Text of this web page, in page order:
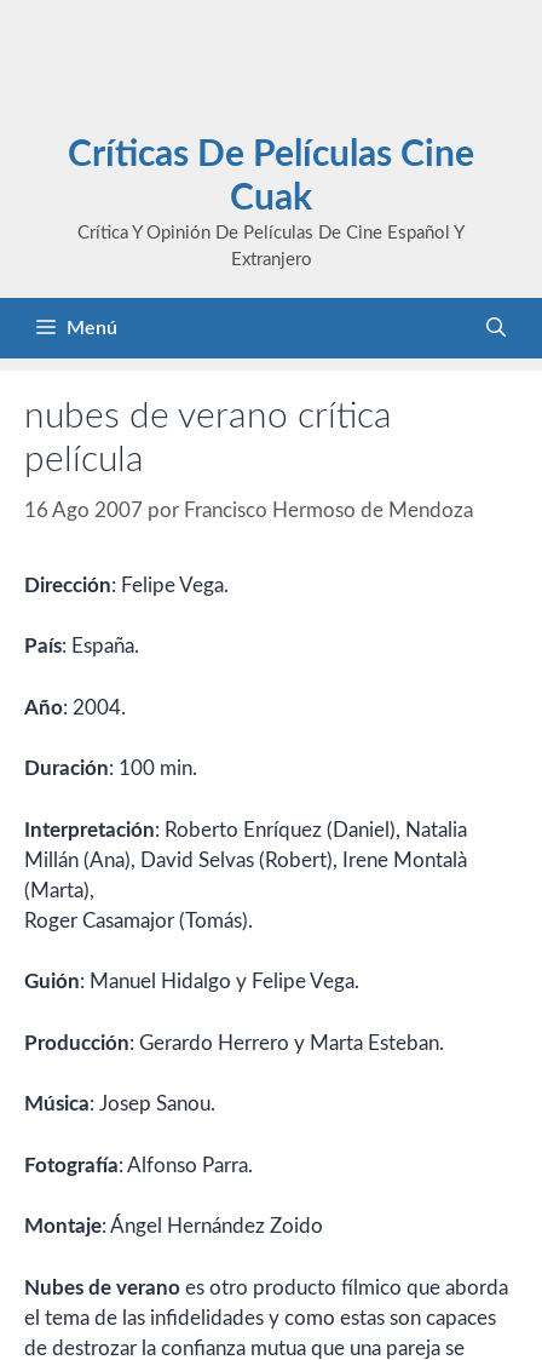
Críticas De Películas Cine
Cuak
Crítica Y Opinión De Películas De Cine Español Y
Extranjero
Menú
nubes de verano crítica
película
16 Ago 2007 por Francisco Hermoso de Mendoza
Dirección: Felipe Vega.
País: España.
Año: 2004.
Duración: 100 min.
Interpretación: Roberto Enríquez (Daniel), Natalia
Millán (Ana), David Selvas (Robert), Irene Montalà
(Marta),
Roger Casamajor (Tomás).
Guión: Manuel Hidalgo y Felipe Vega.
Producción: Gerardo Herrero y Marta Esteban.
Música: Josep Sanou.
Fotografía: Alfonso Parra.
Montaje: Ángel Hernández Zoido
Nubes de verano es otro producto fílmico que aborda
el tema de las infidelidades y como estas son capaces
de destrozar la confianza mutua que una pareja se